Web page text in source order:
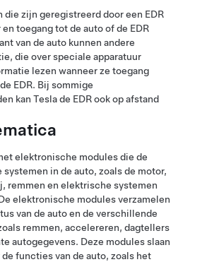
die zijn geregistreerd door een EDR
toegang tot de auto of de EDR
van de auto kunnen andere
die over speciale apparatuur
lezen wanneer ze toegang
EDR. Bij sommige
kan Tesla de EDR ook op afstand
elektronische modules die de
in de auto, zoals de motor,
remmen en elektrische systemen
elektronische modules verzamelen
van de auto en de verschillende
remmen, accelereren, dagtellers
autogegevens. Deze modules slaan
functies van de auto, zoals het